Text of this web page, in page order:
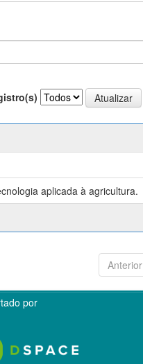
aplicada à agricultura.
Anterior
por